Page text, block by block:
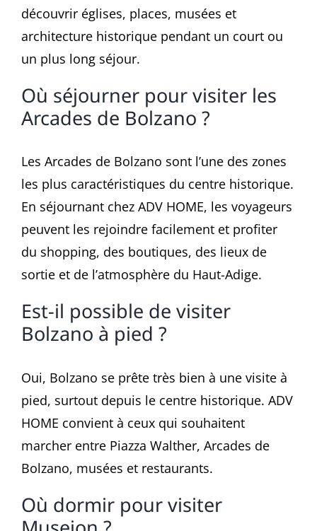
découvrir églises, places, musées et
architecture historique pendant un court ou
un plus long séjour.
Où séjourner pour visiter les
Arcades de Bolzano ?
Les Arcades de Bolzano sont l’une des zones
les plus caractéristiques du centre historique.
En séjournant chez ADV HOME, les voyageurs
peuvent les rejoindre facilement et profiter
du shopping, des boutiques, des lieux de
sortie et de l’atmosphère du Haut-Adige.
Est-il possible de visiter
Bolzano à pied ?
Oui, Bolzano se prête très bien à une visite à
pied, surtout depuis le centre historique. ADV
HOME convient à ceux qui souhaitent
marcher entre Piazza Walther, Arcades de
Bolzano, musées et restaurants.
Où dormir pour visiter